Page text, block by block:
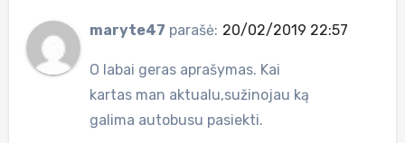
maryte47 parašė: 20/02/2019 22:57
O labai geras aprašymas. Kai
kartas man aktualu,sužinojau ką
galima autobusu pasiekti.